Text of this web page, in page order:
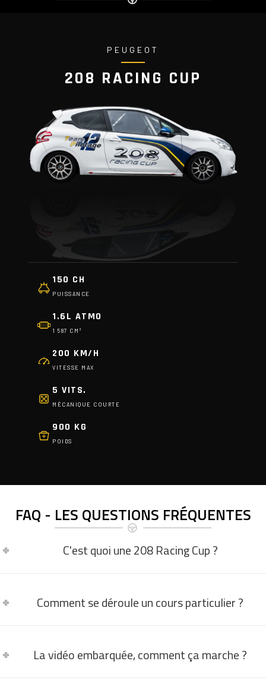
PEUGEOT
208 RACING CUP
150 CH
PUISSANCE
1.6L ATMO
1 587 CM³
200 KM/H
VITESSE MAX
5 VITS.
MÉCANIQUE COURTE
900 KG
POIDS
FAQ - LES QUESTIONS FRÉQUENTES
C'est quoi une 208 Racing Cup ?
Comment se déroule un cours particulier ?
La vidéo embarquée, comment ça marche ?